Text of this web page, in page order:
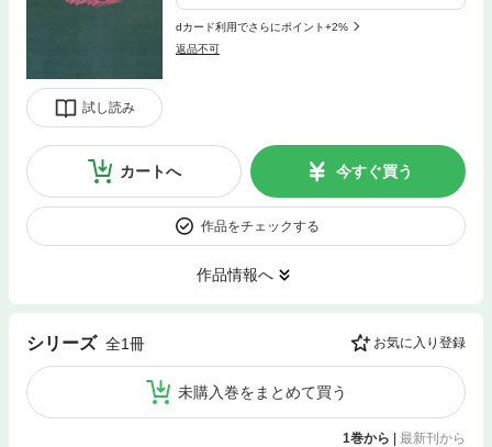
試し読み
dカード利用でさらにポイント+2%
返品不可
カートへ 今すぐ買う
作品をチェックする
作品情報へ
シリーズ 全1冊 お気に入り登録
未購入巻をまとめて買う
1巻から | 最新刊から